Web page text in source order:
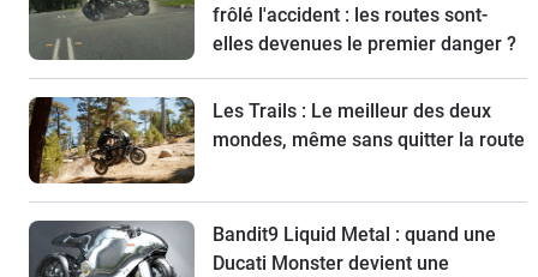
frôlé l'accident : les routes sont-
elles devenues le premier danger ?
Les Trails : Le meilleur des deux
mondes, même sans quitter la route
Bandit9 Liquid Metal : quand une
Ducati Monster devient une